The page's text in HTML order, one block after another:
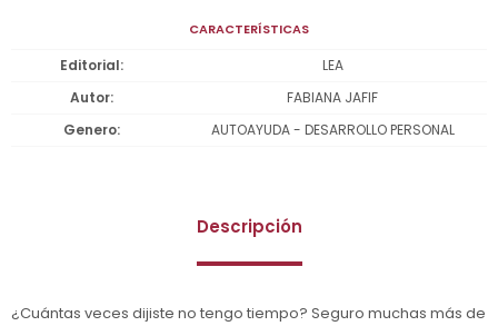
CARACTERÍSTICAS
Editorial
LEA
Autor
FABIANA JAFIF
Genero
AUTOAYUDA - DESARROLLO PERSONAL
Descripción
¿Cuántas veces dijiste no tengo tiempo? Seguro muchas más de